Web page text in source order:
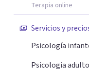
Terapia online
Servicios y
Psicología
Psicología adulto